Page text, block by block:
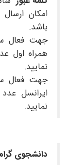
امکان ارسال
باشد.
جهت فعال
همراه اول
نمایید.
جهت فعال
ایرانسل عدد
نمایید.
دانشجوی